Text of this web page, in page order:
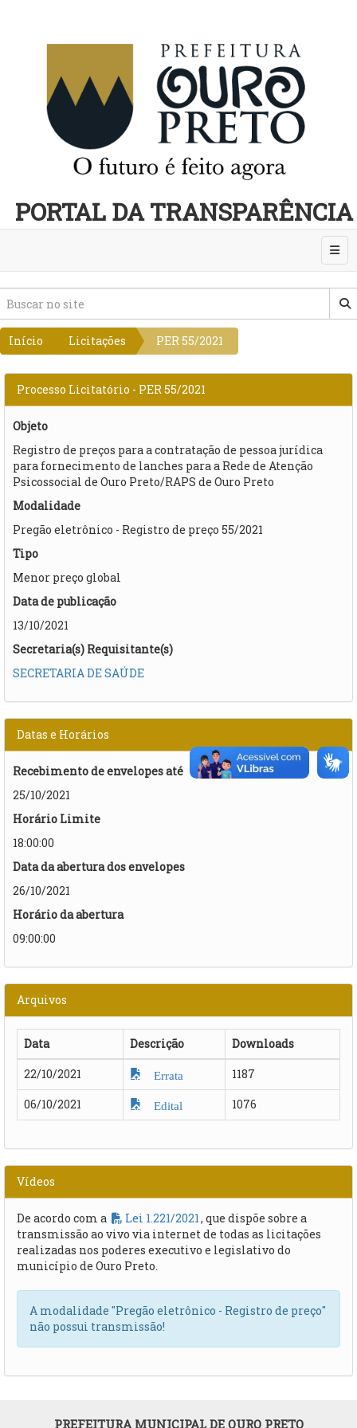
PORTAL DA TRANSPARÊNCIA
Início Licitações PER 55/2021
Processo Licitatório - PER 55/2021
Objeto
Registro de preços para a contratação de pessoa jurídica
para fornecimento de lanches para a Rede de Atenção
Psicossocial de Ouro Preto/RAPS de Ouro Preto
Modalidade
Pregão eletrônico - Registro de preço 55/2021
Tipo
Menor preço global
Data de publicação
13/10/2021
Secretaria(s) Requisitante(s)
SECRETARIA DE SAÚDE
Datas e Horários
Recebimento de envelopes até
25/10/2021
Horário Limite
18:00:00
Data da abertura dos envelopes
26/10/2021
Horário da abertura
09:00:00
Arquivos
Data Descrição
Downloads
22/10/2021
Errata
1187
06/10/2021
Edital 1076
Vídeos
De acordo com a Lei 1.221/2021 , que dispõe sobre a
transmissão ao vivo via internet de todas as licitações
realizadas nos poderes executivo e legislativo do
município de Ouro Preto.
A modalidade "Pregão eletrônico - Registro de preço"
não possui transmissão!
PREFEITURA MUNICIPAL DE OURO PRETO